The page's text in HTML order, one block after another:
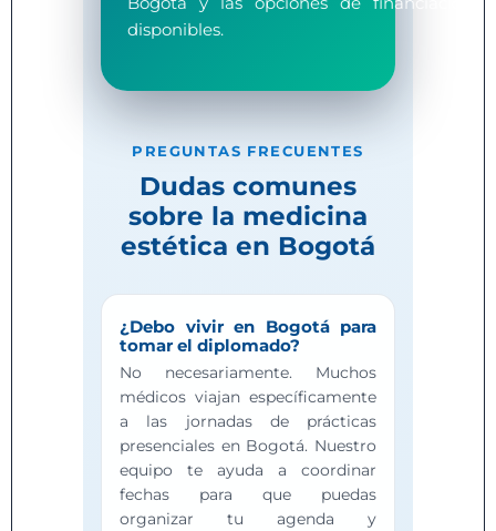
disponibles.
PREGUNTAS FRECUENTES
Dudas comunes
sobre la medicina
estética en Bogotá
¿Debo vivir en Bogotá para
tomar el diplomado?
No necesariamente. Muchos
médicos viajan específicamente
a las jornadas de prácticas
presenciales en Bogotá. Nuestro
equipo te ayuda a coordinar
fechas para que puedas
organizar tu agenda y